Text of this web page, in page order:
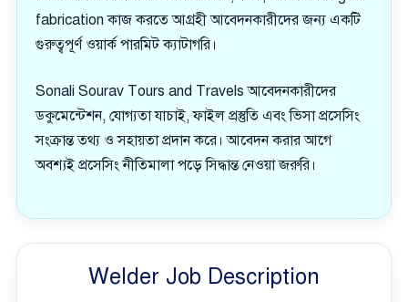
fabrication কাজ করতে আগ্রহী আবেদনকারীদের জন্য একটি
গুরুত্বপূর্ণ ওয়ার্ক পারমিট ক্যাটাগরি।
Sonali Sourav Tours and Travels আবেদনকারীদের
ডকুমেন্টেশন, যোগ্যতা যাচাই, ফাইল প্রস্তুতি এবং ভিসা প্রসেসিং
সংক্রান্ত তথ্য ও সহায়তা প্রদান করে। আবেদন করার আগে
অবশ্যই প্রসেসিং নীতিমালা পড়ে সিদ্ধান্ত নেওয়া জরুরি।
Welder Job Description